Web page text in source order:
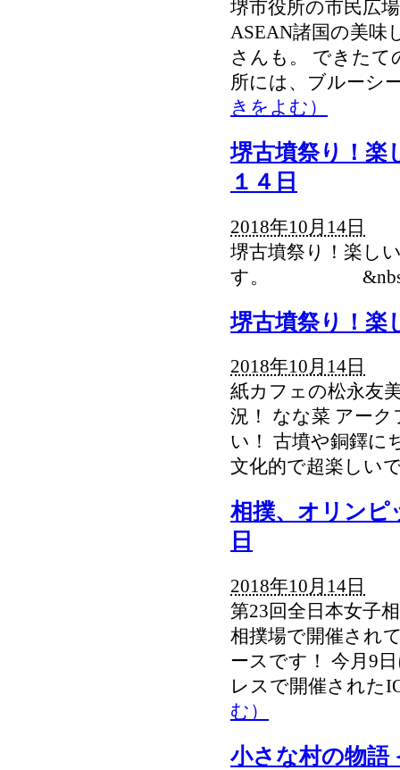
堺市役所の市民広
ASEAN諸国の美味
さんも。 できたて
所には、ブルーシ
きをよむ）
堺古墳祭り！
１４日
2018年10月14日
堺古墳祭り！楽し
す。
堺古墳祭り！
2018年10月14日
紙カフェの松永友
況！ なな菜 アー
い！ 古墳や銅鐸に
文化的で超楽し
相撲、オリン
日
2018年10月14日
第23回全日本女子
相撲場で開催され
ースです！ 今月9
レスで開催された
む）
小さな村の物